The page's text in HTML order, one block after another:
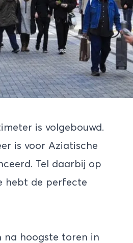
is volgebouwd.
is voor Aziatische
Tel daarbij op
hebt de perfecte
na hoogste toren in